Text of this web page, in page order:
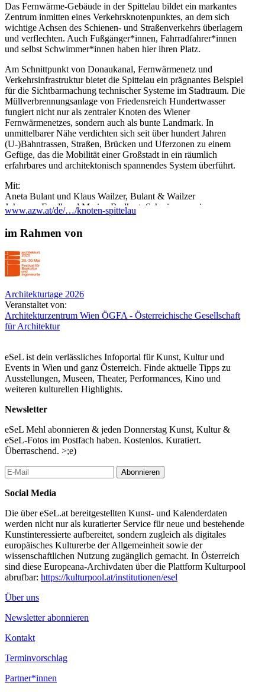
Das Fernwärme-Gebäude in der Spittelau bildet ein markantes
Zentrum inmitten eines Verkehrsknotenpunktes, an dem sich
wichtige Achsen des Schienen- und Straßenverkehrs überlagern
und verflechten. Auch Fußgänger*innen, Fahrradfahrer*innen
und selbst Schwimmer*innen haben hier ihren Platz.
Am Schnittpunkt von Donaukanal, Fernwärmenetz und
Verkehrsinfrastruktur bietet die Spittelau ein prägnantes Beispiel
für die Sichtbarmachung technischer Systeme im Stadtraum. Die
Müllverbrennungsanlage von Friedensreich Hundertwasser
fungiert nicht nur als zentraler Knoten des Wiener
Fernwärmenetzes, sondern auch als bunte Landmark. In
unmittelbarer Nähe verdichten sich seit über hundert Jahren
(U-)Bahntrassen, Straßen, Brücken und Uferzonen zu einem
Gefüge, das die Mobilität einer Großstadt in ein räumlich
erfahrbares und architektonisch spannendes System überführt.
Mit:
Aneta Bulant und Klaus Wailzer, Bulant & Wailzer
Johannes Fandl und Marian Rudhart, Schwimmverein
Donaukanal
David Kreytenberg, Wild im West
Cordula Loidl-Reisch, Landschaftsarchitektin
Anna Soucek, Radiojournalistin
Silja Tillner und Alfred Willinger, Tillner & Willinger
Sophie Gruber, Best in Parking
Moderation:
Suzanne Kříženecký, Az W
Felix Siegrist, ÖGFA
In Kooperation mit der ÖGFA
...Mehr lesen
www.azw.at/de/…/knoten-spittelau
im Rahmen von
Architekturtage 2026
Veranstaltet von:
Architekturzentrum Wien ÖGFA - Österreichische Gesellschaft
für Architektur
eSeL ist dein verlässliches Infoportal für Kunst, Kultur und
Events in Wien und ganz Österreich. Finde aktuelle Tipps zu
Ausstellungen, Museen, Theater, Performances, Kino und
weiteren kulturellen Highlights.
Newsletter
eSeL Mehl abonnieren & jeden Donnerstag Kunst, Kultur &
eSeL-Fotos im Postfach haben. Kostenlos. Kuratiert.
Überraschend. >;e)
Abonnieren
Social Media
Die über eSeL.at bereitgestellten Kunst- und Kalenderdaten
werden nicht nur als kuratierter Service für neue und bestehende
Kunstinteressierte aufbereitet, sondern zugleich als digitales
europäisches Kulturerbe der Allgemeinheit sowie der
wissenschaftlichen Nutzung zugänglich gemacht. In Österreich
sind diese Europeana-Archivdaten über die Plattform Kulturpool
abrufbar: https://kulturpool.at/institutionen/esel
Über uns
Newsletter abonnieren
Kontakt
Terminvorschlag
Partner*innen